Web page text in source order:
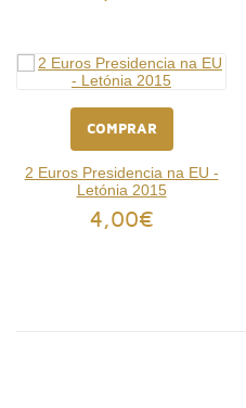
COMPRAR
2 Euros Presidencia na EU -
Letónia 2015
4,00€